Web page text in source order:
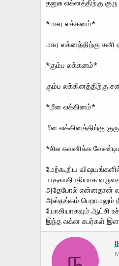
தனுசு லக்னத்திற்கு
*மகர லக்கனம்*
மகர லக்னத்திற்கு
*கும்ப லக்கனம்*
கும்ப லக்கினத்திற்கு
*மீன லக்கினம்*
மீன லக்கினத்திற்கு
*சில கவனிக்க
மேற்கூறிய
பாதகாதிபதியாக
அதேபோல் என்னதான்
அஸ்தங்கம் பெறாமலும்
யோகியாகவும் ஆட்சி
இந்த லக்ன சுபர்கள் இளம்
W
r
i